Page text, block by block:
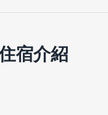
宿介紹